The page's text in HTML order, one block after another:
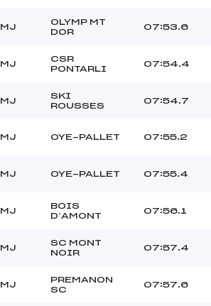
MJ
OLYMP MT
DOR
07:53.6
MJ
CSR
PONTARLI
07:54.4
MJ
SKI
ROUSSES
07:54.7
MJ OYE-PALLET 07:55.2
MJ OYE-PALLET 07:55.4
MJ
BOIS
D’AMONT
07:56.1
MJ
SC MONT
NOIR
07:57.4
MJ
PREMANON
SC
07:57.6